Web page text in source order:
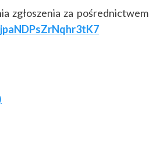
zgłoszenia za pośrednictwem